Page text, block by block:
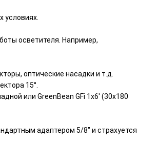
условиях.
осветителя. Например,
оптические насадки и т.д.
15°.
или GreenBean GFi 1х6' (30х180
адаптером 5/8" и страхуется